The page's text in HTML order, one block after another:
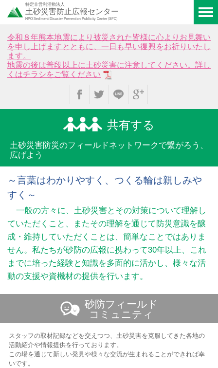
特定非営利活動法人
土砂災害防止広報センター
NPO Sediment Disaster Prevention Publicity Center (SPC)
令和８年熊本地震により被災された皆様に心よりお見舞い
を申し上げますとともに、一日も早い復興をお祈りいたし
ます。
地震の後は普段以上に土砂災害に注意してください。詳し
くはチラシをご覧ください
共有する
土砂災害防災のフィールドネットワークで繋がろう、
広げよう
～言葉はわかりやすく、つくる輪は親しみや
すく～
一般の方々に、土砂災害とその対策について理解し
ていただくこと、またその理解を通じて防災意識を醸
成・維持していただくことは、簡単なことではありま
せん。私たちが砂防の広報に携わって30年以上、これ
までに培った経験と知識を多面的に活かし、様々な活
動の支援や資機材の提供を行います。
砂防フィールド
コミュニティ
スタッフの取材記録などを交えつつ、土砂災害を克服してきた各地の
活動紹介や情報提供を行っております。
この場を通じて新しい発見や様々な交流が生まれることができれば幸
いです。